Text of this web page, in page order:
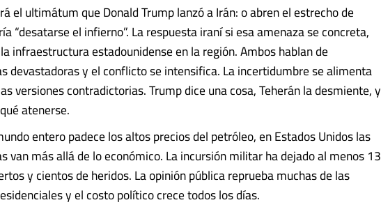
el ultimátum que Donald Trump lanzó a Irán: o abren el estrecho de
“desatarse el infierno”. La respuesta iraní si esa amenaza se concreta,
infraestructura estadounidense en la región. Ambos hablan de
devastadoras y el conflicto se intensifica. La incertidumbre se alimenta
versiones contradictorias. Trump dice una cosa, Teherán la desmiente, y
atenerse.
entero padece los altos precios del petróleo, en Estados Unidos las
van más allá de lo económico. La incursión militar ha dejado al menos 13
y cientos de heridos. La opinión pública reprueba muchas de las
y el costo político crece todos los días.